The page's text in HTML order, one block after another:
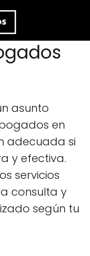
asunto
en
adecuada si
y efectiva.
servicios
consulta y
según tu